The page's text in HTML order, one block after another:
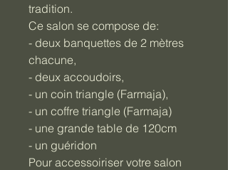
tradition.
Ce salon se compose de:
- deux banquettes de 2 mètres
chacune,
- deux accoudoirs,
- un coin triangle (Farmaja),
- un coffre triangle (Farmaja)
- une grande table de 120cm
- un guéridon
Pour accessoiriser votre salon